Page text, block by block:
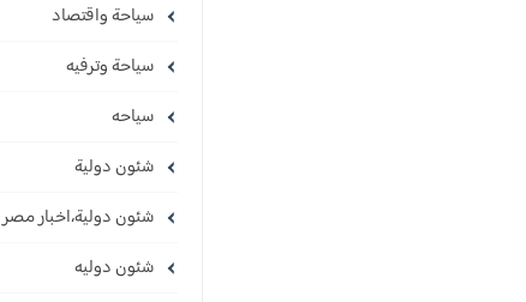
سياحة واقتصاد
سياحة وترفيه
سياحه
شئون دولية
شئون دولية،اخبار مصر
شئون دوليه